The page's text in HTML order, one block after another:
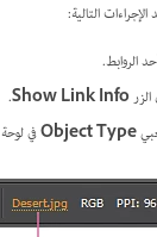
التالية:
الروابط.
Show Link Info
.
Object Typeفي لوحة